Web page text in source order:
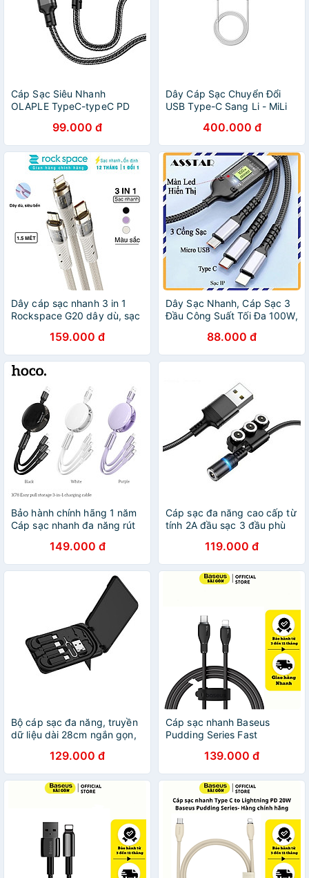
Cáp Sạc Siêu Nhanh
OLAPLE TypeC-typeC PD
Android... đầu type-C
99.000 đ
Dây Cáp Sạc Chuyển Đổi
USB Type-C Sang Li - MiLi
400.000 đ
Dây cáp sạc nhanh 3 in 1
Rockspace G20 dây dù, sạc
chính hãng bảo hành 12
tháng
159.000 đ
Dây Sạc Nhanh, Cáp Sạc 3
Đầu Công Suất Tối Đa 100W,
Dây Dài 1-1.2m Loại Dây Dù
Chống Đứt - Hàng Nhập
Khẩu
88.000 đ
Bảo hành chính hãng 1 năm
Cáp sạc nhanh đa năng rút
thiết bị X78 - Hàng chính
hãng
149.000 đ
Cáp sạc đa năng cao cấp từ
tính 2A đầu sạc 3 đầu phù
hiện nay Olaple - Hàng nhập
khẩu
119.000 đ
Bộ cáp sạc đa năng, truyền
dữ liệu dài 28cm ngắn gọn,
129.000 đ
Cáp sạc nhanh Baseus
Pudding Series Fast
to IP 20W - Hàng chính hãng
139.000 đ